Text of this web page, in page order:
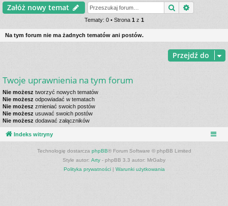
IN
S ę
Załóż nowy temat Szukaj
Tematy: 0 • Strona 1 z 1
Na tym forum nie ma żadnych tematów ani postów.
Przejdź do
Twoje uprawnienia na tym forum
Nie możesz tworzyć nowych tematów
Nie możesz odpowiadać w tematach
Nie możesz zmieniać swoich postów
Nie możesz usuwać swoich postów
Nie możesz dodawać załączników
Indeks witryny
Technologię dostarcza phpBB® Forum Software © phpBB Limited
Style autor: Arty - phpBB 3.3 autor: MrGaby
Polityka prywatności| Warunki użytkowania